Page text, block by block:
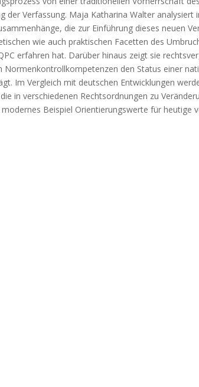
der Verfassung. Maja Katharina Walter analysiert
die zur Einführung dieses neuen
wie auch praktischen Facetten des
erfahren hat. Darüber hinaus zeigt sie
Normenkontrollkompetenzen den Status einer
Im Vergleich mit deutschen Entwicklungen
in verschiedenen Rechtsordnungen zu
Beispiel Orientierungswerte für heutige